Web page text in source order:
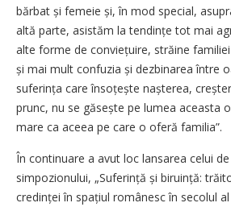
bărbat și femeie și, în mod special,
altă parte, asistăm la tendințe tot mai
alte forme de conviețuire, străine
și mai mult confuzia și dezbinarea între
suferința care însoțește nașterea,
prunc, nu se găsește pe lumea aceasta
mare ca aceea pe care o oferă familia”.
În continuare a avut loc lansarea celui
simpozionului, „Suferință și biruință:
credinței în spațiul românesc în secolul al